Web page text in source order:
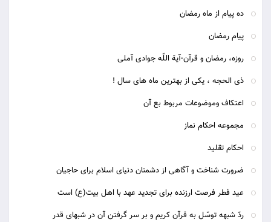
ده پیام از ماه رمضان
پیام رمضان
روزه، رمضان و قرآن-آیة اللّه جوادی آملی
ذی الحجه ، یکی از بهترین ماه های سال !
اعتکاف وموضوعات مربوط بع آن
مجموعه احکام نماز
احکام تقلید
ضرورت شناخت و آگاهی از دشمنان دنیای اسلام برای حاجیان
عيد فطر فرصت ارزنده برای تجديد عهد با اهل بيت(ع) است
ردّ شبهه توسّل به قرآن کریم و بر سر گرفتن آن در شبهای قدر